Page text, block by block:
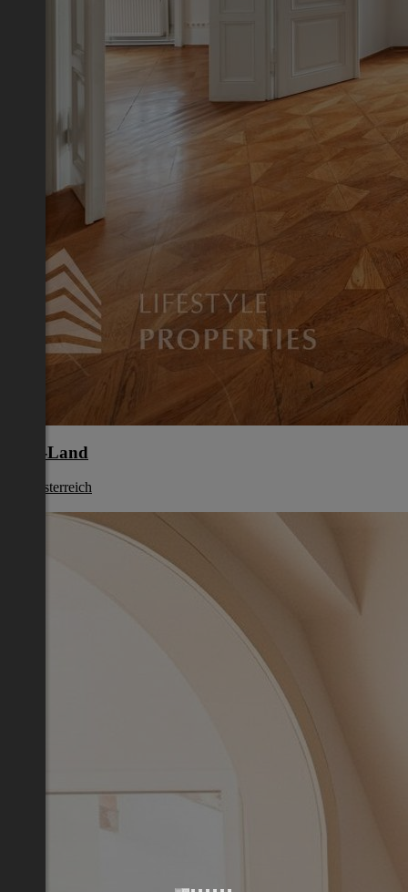
Wels-Land
Oberösterreich